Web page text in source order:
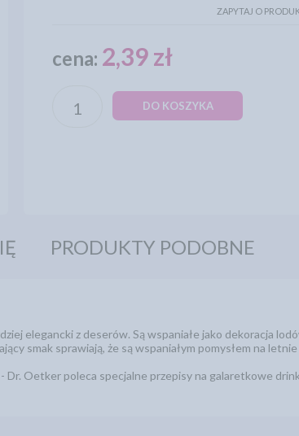
ZAPYTAJ O
cena: 2,39 zł
DO KOSZYKA
PRODUKTY PODOBNE
elegancki z deserów. Są wspaniałe jako dekoracja
smak sprawiają, że są wspaniałym pomysłem na
Dr. Oetker poleca specjalne przepisy na galaretkowe